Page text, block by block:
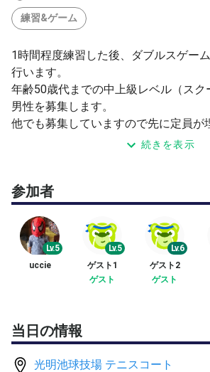
練習&ゲーム
1時間程度練習した後、ダブルスゲー
行います。
年齢50歳代までの中上級レベル（スク
男性を募集します。
他でも募集していますので先に定員が
続きを表示
参加者
Lv.5
uccie
Lv.5
ゲスト1
ゲスト
Lv.6
ゲスト2
ゲスト
当日の情報
光明池球技場 テニスコート